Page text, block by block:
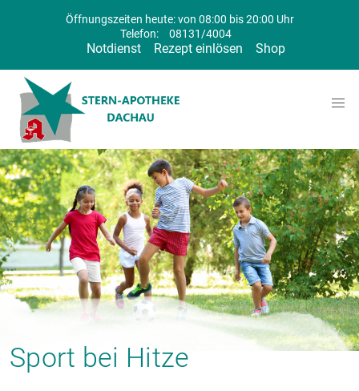
Öffnungszeiten heute: von 08:00 bis 20:00 Uhr
Telefon:
08131/4004
Notdienst Rezept einlösen Shop
Sport bei Hitze